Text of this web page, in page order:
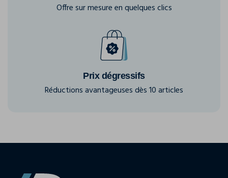
Offre sur mesure en quelques clics
Prix dégressifs
Réductions avantageuses dès 10 articles